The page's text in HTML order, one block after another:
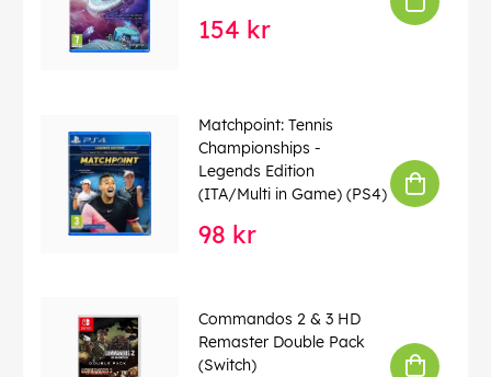
154 kr
Matchpoint: Tennis
Championships -
Legends Edition
(ITA/Multi in Game) (PS4)
98 kr
Commandos 2 & 3 HD
Remaster Double Pack
(Switch)